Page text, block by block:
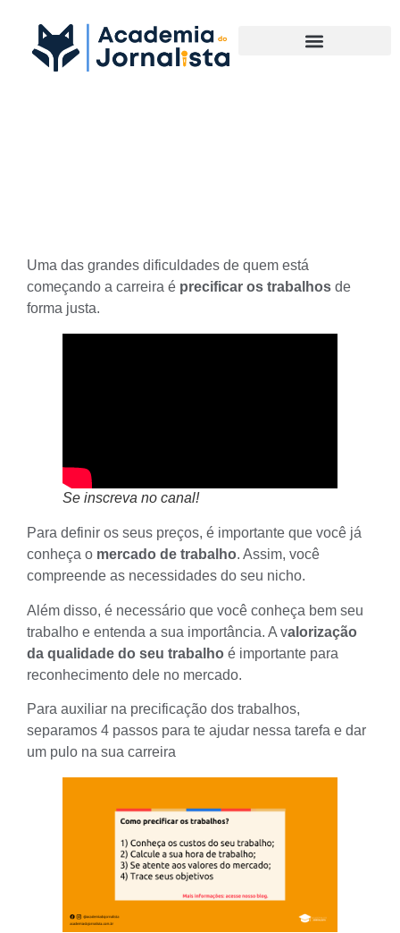
Uma das grandes dificuldades de quem está
começando a carreira é precificar os trabalhos de
forma justa.
Se inscreva no canal!
Para definir os seus preços, é importante que você já
conheça o mercado de trabalho. Assim, você
compreende as necessidades do seu nicho.
Além disso, é necessário que você conheça bem seu
trabalho e entenda a sua importância. A valorização
da qualidade do seu trabalho é importante para
reconhecimento dele no mercado.
Para auxiliar na precificação dos trabalhos,
separamos 4 passos para te ajudar nessa tarefa e dar
um pulo na sua carreira